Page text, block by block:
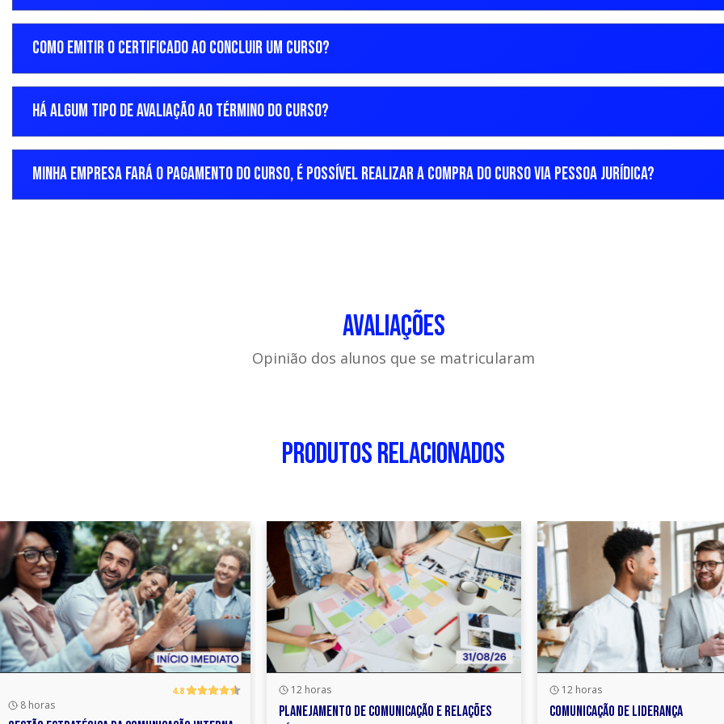
COMO EMITIR O CERTIFICADO AO CONCLUIR UM CURSO?
HÁ ALGUM TIPO DE AVALIAÇÃO AO TÉRMINO DO CURSO?
MINHA EMPRESA FARÁ O PAGAMENTO DO CURSO, É POSSÍVEL REALIZAR A COMPRA DO CURSO VIA PESSOA JURÍDICA?
AVALIAÇÕES
Opinião dos alunos que se matricularam
PRODUTOS RELACIONADOS
4.8
8 horas
12 horas
PLANEJAMENTO DE COMUNICAÇÃO E RELAÇÕES
12 horas
COMUNICAÇÃO DE LIDERANÇA